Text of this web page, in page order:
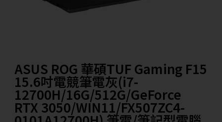
ASUS ROG 華碩TUF Gaming F15
15.6吋電競筆電灰(i7-
12700H/16G/512G/GeForce
RTX 3050/WIN11/FX507ZC4-